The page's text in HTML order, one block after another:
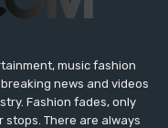
music fashion
news and videos
Fashion fades, only
stops. There are always